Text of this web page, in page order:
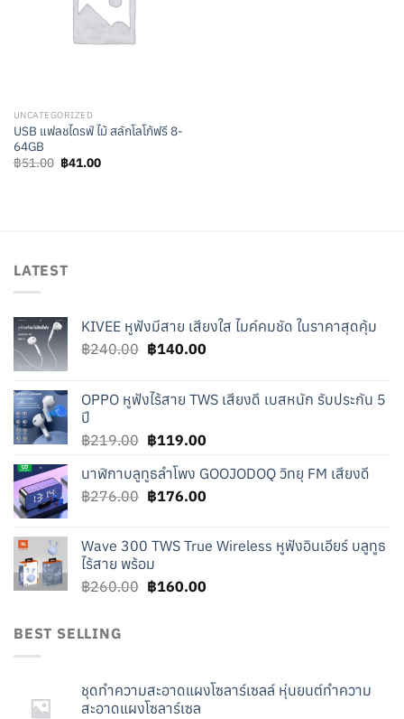
UNCATEGORIZED
USB แฟลชไดรฟ์ ไม้ สลักโลโก้ฟรี 8-
64GB
฿51.00 Original
price
฿41.00Current
LATEST
KIVEE หูฟังมีสาย เสียงใส ไมค์คมชัด ในราคาสุดคุ้ม
฿240.00 Original
฿240.00.
฿140.00Current
฿140.00.
OPPO หูฟังไร้สาย TWS เสียงดี เบสหนัก รับประกัน 5
ปี
฿219.00 Original
was:
฿219.00.
฿119.00Current
is:
฿119.00.
นาฬิกาบลูทูธลำโพง GOOJODOQ วิทยุ FM เสียงดี
฿276.00 Original
฿276.00.
฿176.00Current
฿176.00.
Wave 300 TWS True Wireless หูฟังอินเอียร์ บลูทูธ
ไร้สาย พร้อม
฿260.00 Original
฿160.00Current
BEST SELLING
ชุดทำความสะอาดแผงโซลาร์เซลล์ หุ่นยนต์ทำความ
สะอาดแผงโซลาร์เซล